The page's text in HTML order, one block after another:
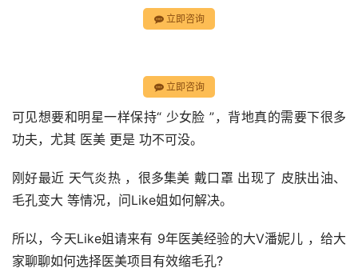
立即咨询
立即咨询
可见想要和明星一样保持“ 少女脸 ”，背地真的需要下很多
功夫，尤其 医美 更是 功不可没。
刚好最近 天气炎热 ，很多集美 戴口罩 出现了 皮肤出油、
毛孔变大 等情况，问Like姐如何解决。
所以，今天Like姐请来有 9年医美经验的大V潘妮儿 ，给大
家聊聊如何选择医美项目有效缩毛孔?